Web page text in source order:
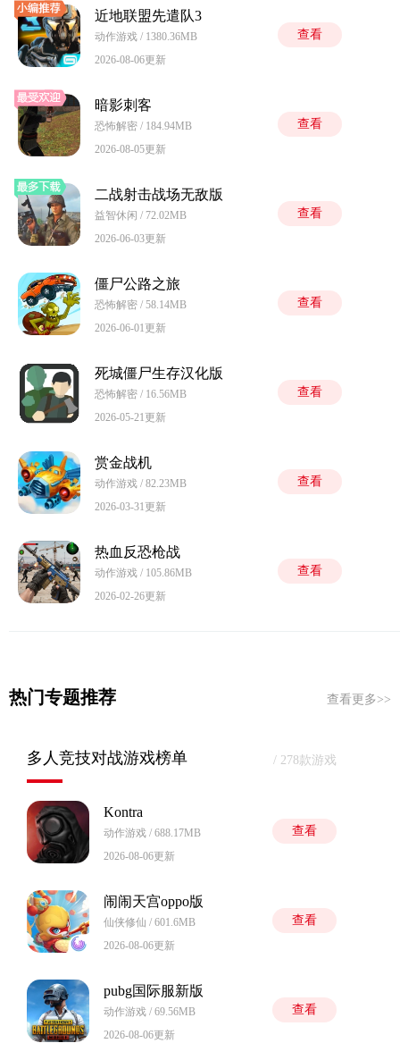
近地联盟先遣队3
动作游戏 / 1380.36MB
2026-08-06更新
查看
暗影刺客
恐怖解密 / 184.94MB
2026-08-05更新
查看
二战射击战场无敌版
益智休闲 / 72.02MB
2026-06-03更新
查看
僵尸公路之旅
恐怖解密 / 58.14MB
2026-06-01更新
查看
死城僵尸生存汉化版
恐怖解密 / 16.56MB
2026-05-21更新
查看
赏金战机
动作游戏 / 82.23MB
2026-03-31更新
查看
热血反恐枪战
动作游戏 / 105.86MB
2026-02-26更新
查看
热门专题推荐 查看更多>>
多人竞技对战游戏榜单 / 278款游戏
Kontra
动作游戏 / 688.17MB
2026-08-06更新
查看
闹闹天宫oppo版
仙侠修仙 / 601.6MB
2026-08-06更新
查看
pubg国际服新版
动作游戏 / 69.56MB
2026-08-06更新
查看